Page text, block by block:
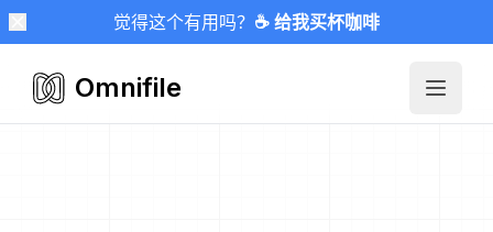
觉得这个有用吗？ ☕ 给我买杯咖啡
Omnifile